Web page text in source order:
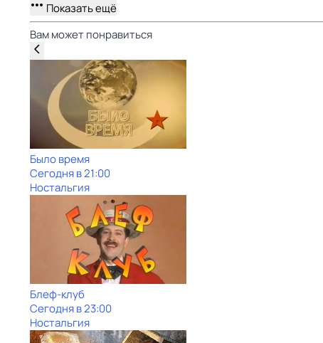
Показать ещё
Вам может понравиться
Было время
Сегодня в 21:00
Ностальгия
Блеф-клуб
Сегодня в 23:00
Ностальгия